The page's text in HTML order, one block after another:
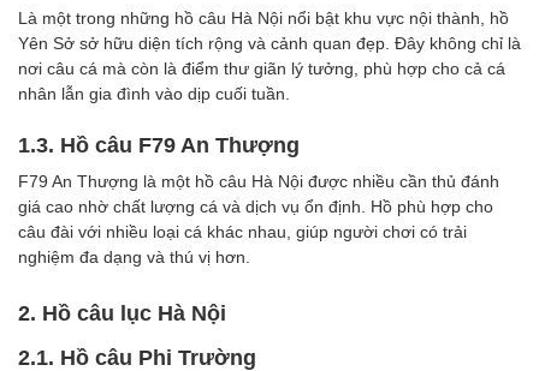
Là một trong những hồ câu Hà Nội nổi bật khu vực nội thành, hồ
Yên Sở sở hữu diện tích rộng và cảnh quan đẹp. Đây không chỉ là
nơi câu cá mà còn là điểm thư giãn lý tưởng, phù hợp cho cả cá
nhân lẫn gia đình vào dịp cuối tuần.
1.3. Hồ câu F79 An Thượng
F79 An Thượng là một hồ câu Hà Nội được nhiều cần thủ đánh
giá cao nhờ chất lượng cá và dịch vụ ổn định. Hồ phù hợp cho
câu đài với nhiều loại cá khác nhau, giúp người chơi có trải
nghiệm đa dạng và thú vị hơn.
2. Hồ câu lục Hà Nội
2.1. Hồ câu Phi Trường